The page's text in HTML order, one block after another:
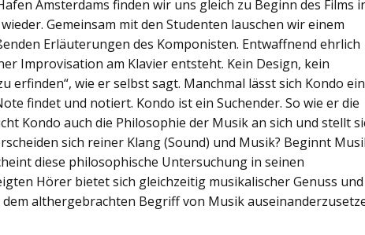
Amsterdams finden wir uns gleich zu Beginn des Films
Gemeinsam mit den Studenten lauschen wir einem
Erläuterungen des Komponisten. Entwaffnend ehrlich
Improvisation am Klavier entsteht. Kein Design, kein
erfinden“, wie er selbst sagt. Manchmal lässt sich Kondo
findet und notiert. Kondo ist ein Suchender. So wie er die
Kondo auch die Philosophie der Musik an sich und stellt
sich reiner Klang (Sound) und Musik? Beginnt
diese philosophische Untersuchung in seinen
Hörer bietet sich gleichzeitig musikalischer Genuss und
althergebrachten Begriff von Musik